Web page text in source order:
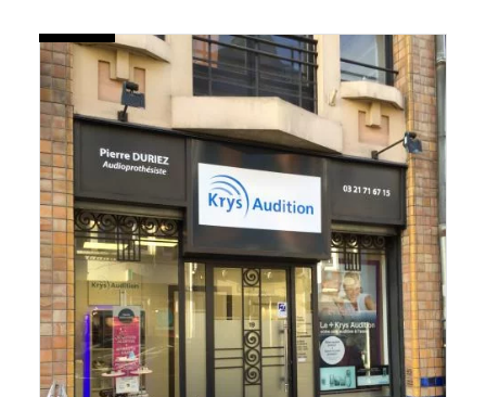
Audioprothésiste
Arras
-
Saint
Aubert
-
Krys
Audition
Voir
la
fiche